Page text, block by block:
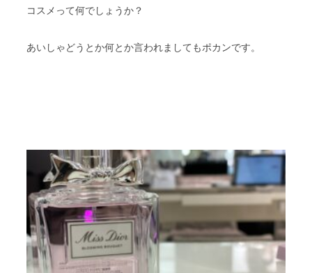
コスメって何でしょうか？
あいしゃどうとか何とか言われましてもポカンです。